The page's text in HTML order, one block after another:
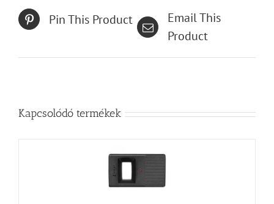
Pin This Product
Email This
Product
Kapcsolódó termékek